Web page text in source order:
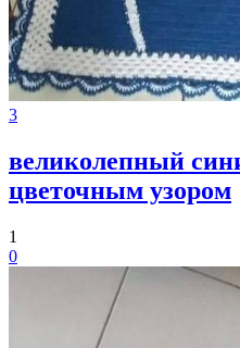
3
великолепный
цветочным узором
1
0